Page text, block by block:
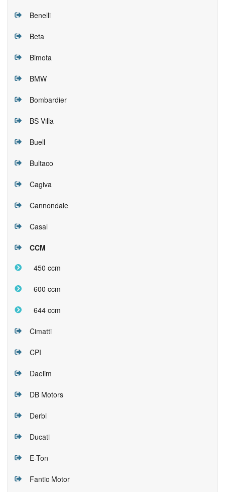
Benelli
Beta
Bimota
BMW
Bombardier
BS Villa
Buell
Bultaco
Cagiva
Cannondale
Casal
CCM
450 ccm
600 ccm
644 ccm
Cimatti
CPI
Daelim
DB Motors
Derbi
Ducati
E-Ton
Fantic Motor